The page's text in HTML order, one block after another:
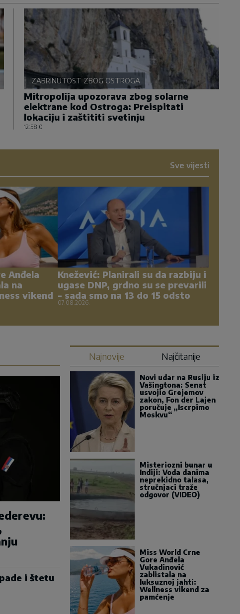
ZABRINUTOST ZBOG OSTROGA
Mitropolija upozorava zbog solarne
elektrane kod Ostroga: Preispitati
lokaciju i zaštititi svetinju
12:58 0
Sve vijesti
Anđela
na
vikend
Knežević: Planirali su da razbiju i
ugase DNP, grdno su se prevarili
- sada smo na 13 do 15 odsto
07.08.2026.
i štetu
Najnovije Najčitanije
Novi udar na Rusiju iz
Vašingtona: Senat
usvojio Grejemov
zakon, Fon der Lajen
poručuje „Iscrpimo
Moskvu“
Misteriozni bunar u
Indiji: Voda danima
neprekidno talasa,
stručnjaci traže
odgovor (VIDEO)
Miss World Crne
Gore Anđela
Vukadinović
zablistala na
luksuznoj jahti:
Wellness vikend za
pamćenje